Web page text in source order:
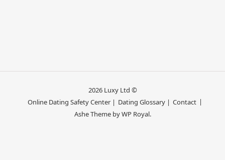
2026 Luxy Ltd ©
Online Dating Safety Center | Dating Glossary | Contact
Ashe Theme byWP Royal.